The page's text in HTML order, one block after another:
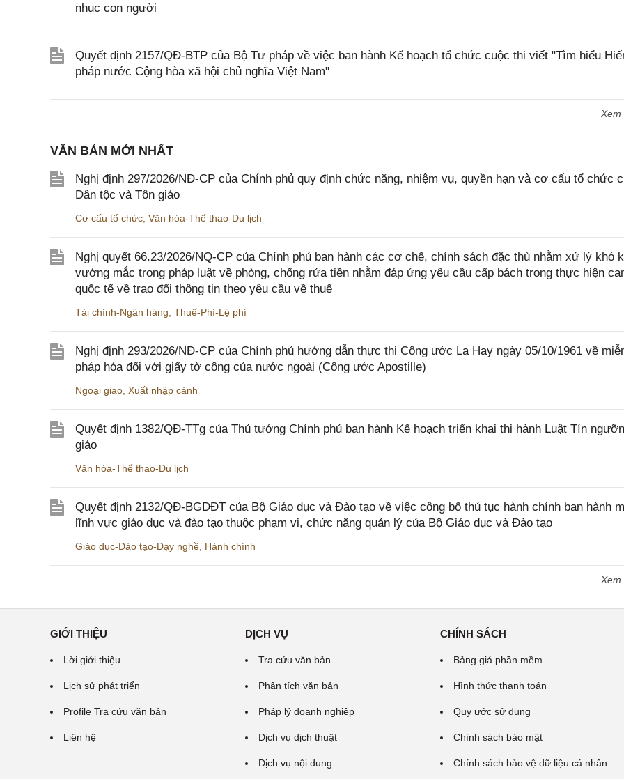
nhục con người
Quyết định 2157/QĐ-BTP của Bộ Tư pháp về việc ban hành Kế hoạch tổ chức cuộc thi viết "Tìm hiểu
pháp nước Cộng hòa xã hội chủ nghĩa Việt Nam"
VĂN BẢN MỚI NHẤT
Nghị định 297/2026/NĐ-CP của Chính phủ quy định chức năng, nhiệm vụ, quyền hạn và cơ cấu tổ chức
Dân tộc và Tôn giáo
Cơ cấu tổ chức Văn hóa-Thể thao-Du lịch
Nghị quyết 66.23/2026/NQ-CP của Chính phủ ban hành các cơ chế, chính sách đặc thù nhằm xử lý khó
vướng mắc trong pháp luật về phòng, chống rửa tiền nhằm đáp ứng yêu cầu cấp bách trong thực hiện
quốc tế về trao đổi thông tin theo yêu cầu về thuế
Tài chính-Ngân hàng Thuế-Phí-Lệ phí
Nghị định 293/2026/NĐ-CP của Chính phủ hướng dẫn thực thi Công ước La Hay ngày 05/10/1961 về
pháp hóa đối với giấy tờ công của nước ngoài (Công ước Apostille)
Ngoại giao Xuất nhập cảnh
Quyết định 1382/QĐ-TTg của Thủ tướng Chính phủ ban hành Kế hoạch triển khai thi hành Luật Tín
giáo
Văn hóa-Thể thao-Du lịch
Quyết định 2132/QĐ-BGDĐT của Bộ Giáo dục và Đào tạo về việc công bố thủ tục hành chính ban hành
lĩnh vực giáo dục và đào tạo thuộc phạm vi, chức năng quản lý của Bộ Giáo dục và Đào tạo
Giáo dục-Đào tạo-Dạy nghề Hành chính
GIỚI THIỆU
Lời giới thiệu
Lịch sử phát triển
Profile Tra cứu văn bản
Liên hệ
DỊCH VỤ
Tra cứu văn bản
Phân tích văn bản
Pháp lý doanh nghiệp
Dịch vụ dịch thuật
Dịch vụ nội dung
CHÍNH SÁCH
Bảng giá phần mềm
Hình thức thanh toán
Quy ước sử dụng
Chính sách bảo mật
Chính sách bảo vệ dữ liệu cá nhân